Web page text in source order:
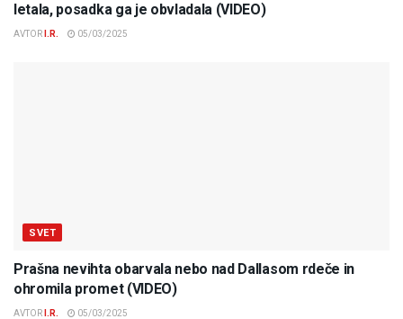
letala, posadka ga je obvladala (VIDEO)
AVTOR I.R. 05/03/2025
SVET
Prašna nevihta obarvala nebo nad Dallasom rdeče in
ohromila promet (VIDEO)
AVTOR I.R. 05/03/2025